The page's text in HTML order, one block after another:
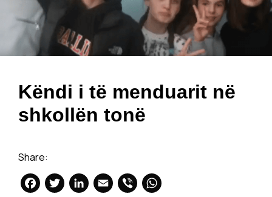
Këndi i të menduarit në
shkollën tonë
Share:
Facebook
Twitter
LinkedIn
Email
Viber